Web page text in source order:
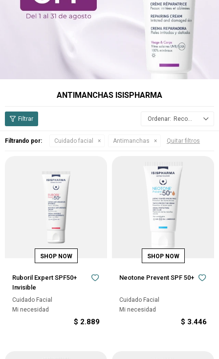
ANTIMANCHAS ISISPHARMA
Recomendados
Filtrando por: Cuidado facial Antimanchas Quitar filtros
Ruboril Expert SPF50+
Invisible
Cuidado Facial
Mi necesidad
$ 2.889
Neotone Prevent SPF 50+
Cuidado Facial
Mi necesidad
$ 3.446